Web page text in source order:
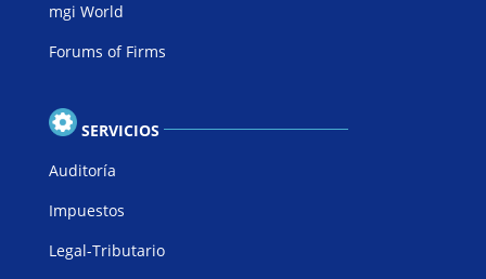
mgi World
Forums of Firms
SERVICIOS
Auditoría
Impuestos
Legal-Tributario